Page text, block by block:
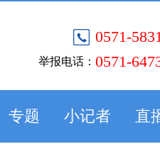
0571-
举报电话： 0571-
专题 小记者 直